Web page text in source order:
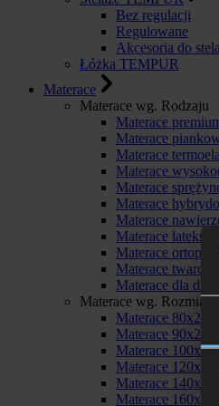
Bez regulacji
Regulowane
Akcesoria do
Łóżka TEMPUR
Materace
Materace wg. Rodzaju
Materace
Materace
Materace
Materace
Materace
Materace
Materace
Materace
Materace
Materace twarde
Materace dla dzieci
Materace wg. Rozmiaru
Materace 80x200
Materace 90x200
Materace
Materace 120x200
Materace 140x200
Materace 160x200